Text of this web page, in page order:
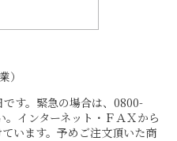
）
す。緊急の場合は、0800-
インターネット・ＦＡＸから
います。予めご注文頂いた商